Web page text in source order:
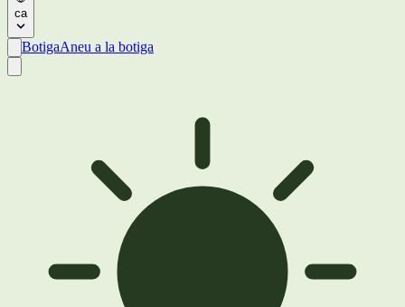
ca
BotigaAneu a la botiga